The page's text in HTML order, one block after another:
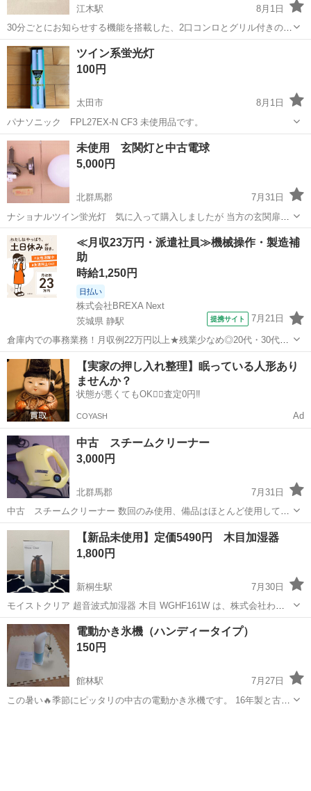
江木駅
8月1日
30分ごとにお知らせする機能を搭載した、2口コンロとグリル付きのガ
スコンロ本体です。 - ブランド: Rinnai - モデル名: KG35NBK - 機能:
30分ごとにお知らせコンロ - 電源: 単3形アルカ...
群馬 前橋市 江木駅 生活家電
ツイン系蛍光灯
100円
太田市
8月1日
パナソニック FPL27EX-N CF3 未使用品です。
群馬 太田市 生活家電
未使用 玄関灯と中古電球
5,000円
北群馬郡
7月31日
ナショナルツイン蛍光灯 気に入って購入しましたが 当方の玄関扉に
当たるため使用できませんでした、 その後、倉庫で眠っていました。
使用説明が見つかりません。 サイズ本体高さ２０ｃｍｘ長さ２２ｃｍ
プラス、カサ径１９ｃｍ ...
群馬 北群馬郡 生活家電
≪月収23万円・派遣社員≫機械操作・製造補
助
時給1,250円
日払い
株式会社BREXA Next
茨城県 静駅
提携サイト 7月21日
倉庫内での事務業務！月収例22万円以上★残業少なめ◎20代・30代・
40代の男女活躍中！空調完備で快適作業★食堂利用可◎マイカー通勤
OK◎無料駐車場完備！《茨城県常陸大宮市》 人気の工場のお仕事 ◇
電子部品製造倉庫内の事務...
茨城 常陸大宮市 静駅 その他
【実家の押し入れ整理】眠っている人形あり
ませんか？
状態が悪くてもOK🙆‍♀️査定0円‼️
COYASH Ad
中古 スチームクリーナー
3,000円
北群馬郡
7月31日
中古 スチームクリーナー 数回のみ使用、備品はほとんど使用してい
ません。 小さなお子様のいる家庭、ペットのいる家庭にお勧めです。
３ｎでお願いします。
群馬 北群馬郡 生活家電 スチームクリーナー
【新品未使用】定価5490円 木目加湿器
1,800円
新桐生駅
7月30日
モイストクリア 超音波式加湿器 木目 WGHF161W は、株式会社わが
んせが展開する、インテリアに馴染みやすい木目調デザインの超音波
式加湿器です。 コジマで5,490円で購入しました 基本スペック・仕様
商品名: モイス...
群馬 桐生市 新桐生駅 生活家電
電動かき氷機（ハンディータイプ）
150円
館林駅
7月27日
この暑い🔥季節にピッタリの中古の電動かき氷機です。 16年製と古い